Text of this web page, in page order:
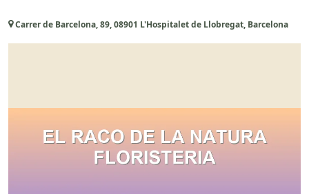
Carrer de Barcelona, 89, 08901 L'Hospitalet de Llobregat, Barcelona